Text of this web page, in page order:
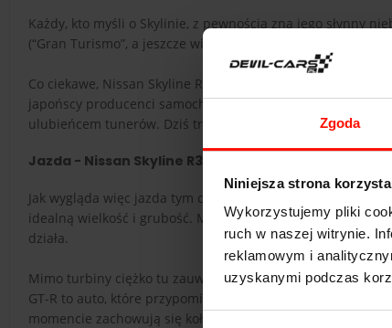
Zgoda
Niniejsza strona
Wykorzystujemy pliki
ruch w naszej witrynie.
reklamowym i
uzyskanymi podczas
Każdy, kto myśli o Skylinie, z pewnością zna jego słynny
(“Gran Turismo”, a jeszcze więcej z filmem “Szybcy i
Co ciekawe, Nissan Skyline R34 nie wyróżniał się spośród
japońscy producenci samochodów zawarli z rządem. Moc
ulubieńcem tunerów. Dziś trudno o znalezienie Skyline’a,
Jazda - Nissan Skyline R34
Jak wygląda więc jazda tym cudem? Każdy maniak
idealną wielkość i grubość. Może to brzmieć zabawnie,
działa.
Mimo turbiny ciężko tu zauważyć turbodziurę. Silnik ma o
GT-R to auto, które przypomina nam o tym, co straciliśmy
momencie zachowują się koła oraz mechaniczna